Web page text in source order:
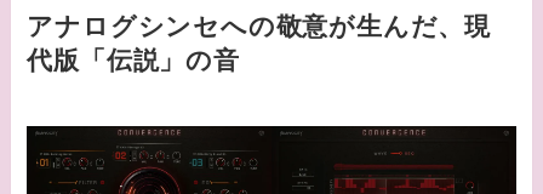
アナログシンセへの敬意が生んだ、現
代版「伝説」の音